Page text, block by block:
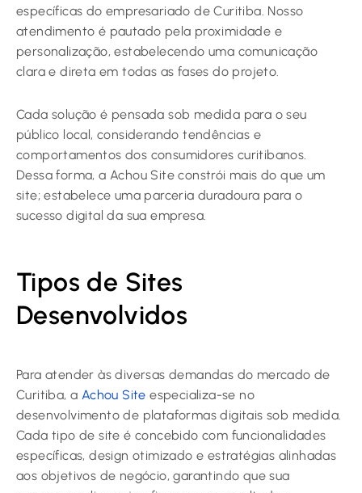
específicas do empresariado de Curitiba. Nosso
atendimento é pautado pela proximidade e
personalização, estabelecendo uma comunicação
clara e direta em todas as fases do projeto.
Cada solução é pensada sob medida para o seu
público local, considerando tendências e
comportamentos dos consumidores curitibanos.
Dessa forma, a Achou Site constrói mais do que um
site; estabelece uma parceria duradoura para o
sucesso digital da sua empresa.
Tipos de Sites
Desenvolvidos
Para atender às diversas demandas do mercado de
Curitiba, a Achou Site especializa-se no
desenvolvimento de plataformas digitais sob medida.
Cada tipo de site é concebido com funcionalidades
específicas, design otimizado e estratégias alinhadas
aos objetivos de negócio, garantindo que sua